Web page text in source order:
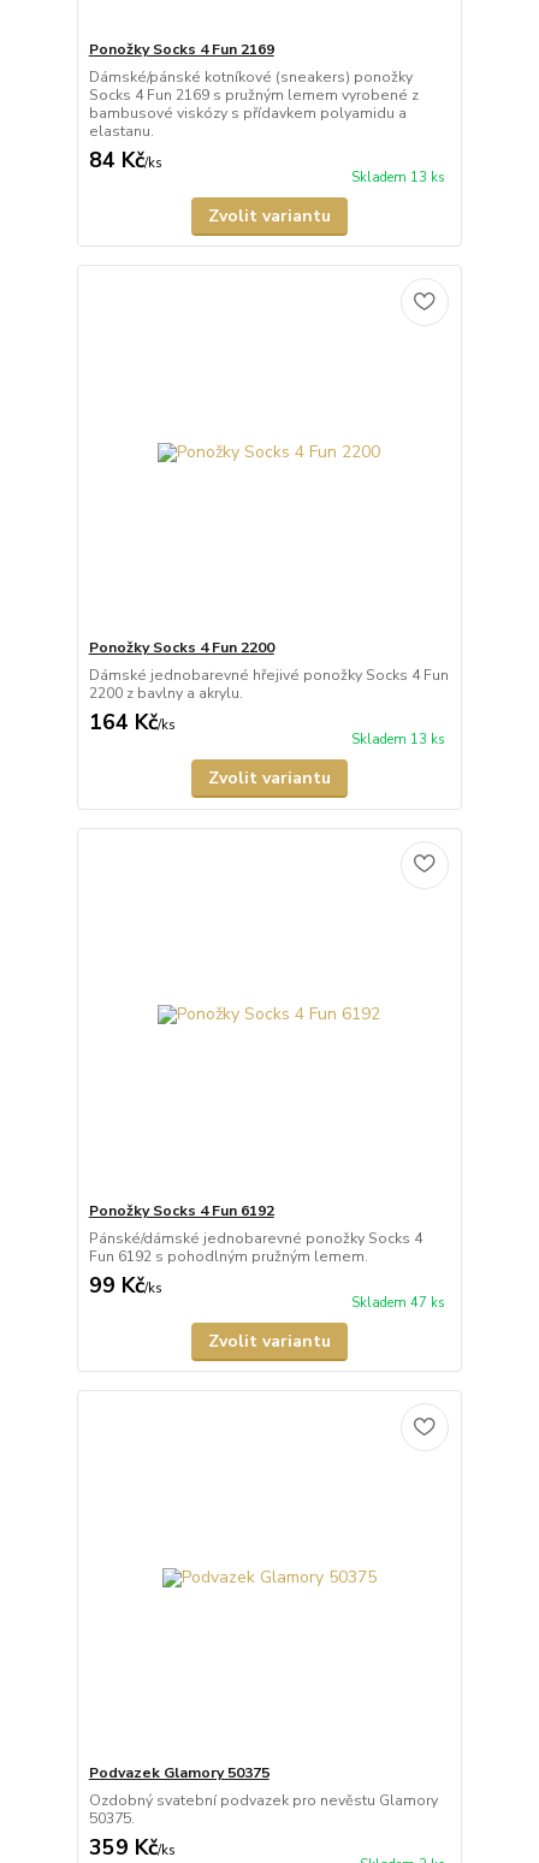
Ponožky Socks 4 Fun 2169
Dámské/pánské kotníkové (sneakers) ponožky
Socks 4 Fun 2169 s pružným lemem vyrobené z
bambusové viskózy s přídavkem polyamidu a
elastanu.
84 Kč/ks
Skladem 13 ks
Zvolit variantu
Ponožky Socks 4 Fun 2200
Dámské jednobarevné hřejivé ponožky Socks 4 Fun
2200 z bavlny a akrylu.
164 Kč/ks
Skladem 13 ks
Zvolit variantu
Ponožky Socks 4 Fun 6192
Pánské/dámské jednobarevné ponožky Socks 4
Fun 6192 s pohodlným pružným lemem.
99 Kč/ks
Skladem 47 ks
Zvolit variantu
Podvazek Glamory 50375
Ozdobný svatební podvazek pro nevěstu Glamory
50375.
359 Kč/ks